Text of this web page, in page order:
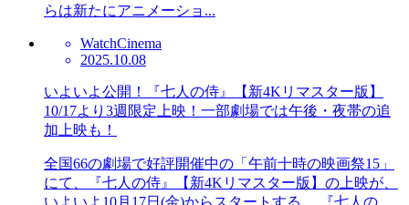
らは新たにアニメーショ...
WatchCinema
2025.10.08
いよいよ公開！『七人の侍』【新4Kリマスター版】
10/17より3週限定上映！一部劇場では午後・夜帯の追
加上映も！
全国66の劇場で好評開催中の「午前十時の映画祭15」
にて、『七人の侍』【新4Kリマスター版】の上映が、
いよいよ10月17日(金)からスタートする。 『七人の